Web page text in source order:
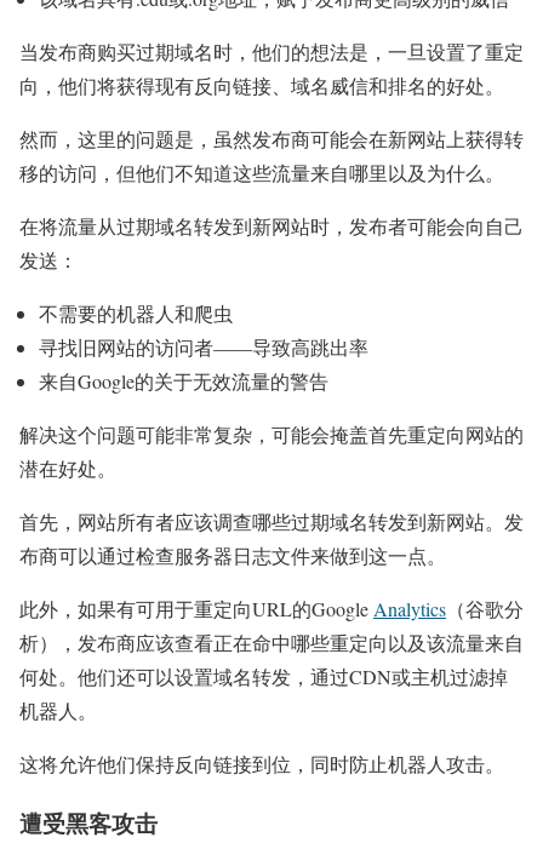
当发布商购买过期域名时，他们的想法是，一旦设置了重定
向，他们将获得现有反向链接、域名威信和排名的好处。
然而，这里的问题是，虽然发布商可能会在新网站上获得转
移的访问，但他们不知道这些流量来自哪里以及为什么。
在将流量从过期域名转发到新网站时，发布者可能会向自己
发送：
不需要的机器人和爬虫
寻找旧网站的访问者——导致高跳出率
来自Google的关于无效流量的警告
解决这个问题可能非常复杂，可能会掩盖首先重定向网站的
潜在好处。
首先，网站所有者应该调查哪些过期域名转发到新网站。发
布商可以通过检查服务器日志文件来做到这一点。
此外，如果有可用于重定向URL的Google Analytics （谷歌分
析），发布商应该查看正在命中哪些重定向以及该流量来自
何处。他们还可以设置域名转发，通过CDN或主机过滤掉
机器人。
这将允许他们保持反向链接到位，同时防止机器人攻击。
遭受黑客攻击